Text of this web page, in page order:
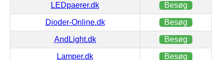
LEDpaerer.dk Besøg
Dioder-Online.dk Besøg
AndLight.dk Besøg
Lamper.dk Besøg